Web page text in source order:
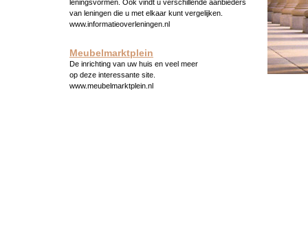
leningsvormen. Ook vindt u verschillende aanbieders
van leningen die u met elkaar kunt vergelijken.
www.informatieoverleningen.nl
Meubelmarktplein
De inrichting van uw huis en veel meer
op deze interessante site.
www.meubelmarktplein.nl